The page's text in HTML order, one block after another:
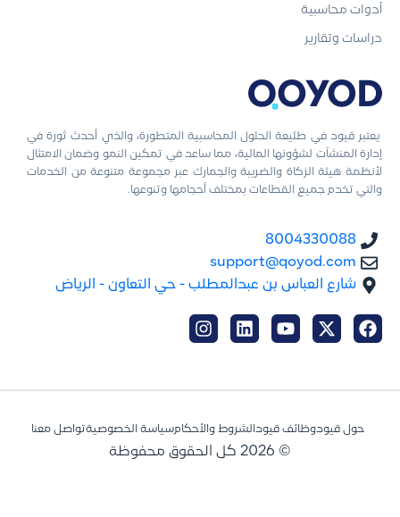
يعتبر قيود في طليعة الحلول المحاسبية المتطورة، والذي أحدث ثورة في
إدارة المنشآت لشؤونها المالية، مما ساعد في تمكين النمو وضمان الامتثال
لأنظمة هيئة الزكاة والضريبة والجمارك عبر مجموعة متنوعة من الخدمات
والتي تخدم جميع القطاعات بمختلف أحجامها وتنوعها.
8004330088
support@qoyod.com
شارع العباس بن عبدالمطلب - حي التعاون - الرياض
أدوات محاسبية
دراسات وتقارير
حول قيودوظائف قيود الشروط والأحكامسياسة الخصوصيةتواصل معنا
© 2026 كل الحقوق محفوظة